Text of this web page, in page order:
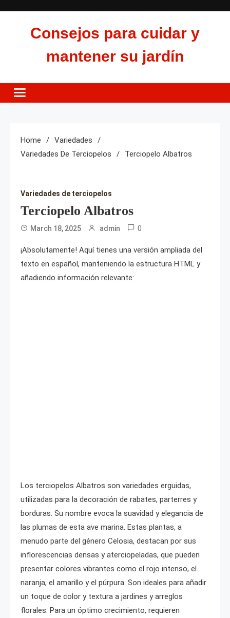
Consejos para cuidar y
mantener su jardín
Home
Variedades
Variedades De Terciopelos
Terciopelo Albatros
Variedades de terciopelos
Terciopelo Albatros
March 18, 2025 admin 0
¡Absolutamente! Aquí tienes una versión ampliada del
texto en español, manteniendo la estructura HTML y
añadiendo información relevante:
Los terciopelos Albatros son variedades erguidas,
utilizadas para la decoración de rabates, parterres y
borduras. Su nombre evoca la suavidad y elegancia de
las plumas de esta ave marina. Estas plantas, a
menudo parte del género Celosia, destacan por sus
inflorescencias densas y aterciopeladas, que pueden
presentar colores vibrantes como el rojo intenso, el
naranja, el amarillo y el púrpura. Son ideales para añadir
un toque de color y textura a jardines y arreglos
florales. Para un óptimo crecimiento, requieren